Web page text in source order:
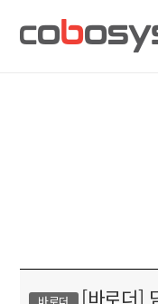
[바로더]